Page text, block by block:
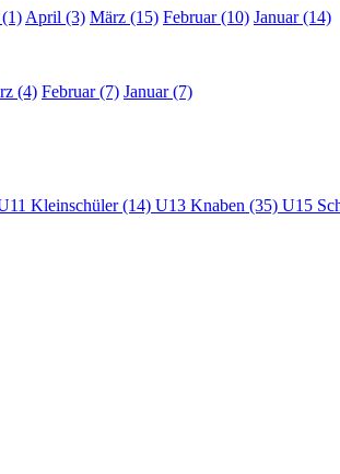
April (3) März (15) Februar (10) Januar (14)
(4) Februar (7) Januar (7)
Kleinschüler (14) U13 Knaben (35) U15